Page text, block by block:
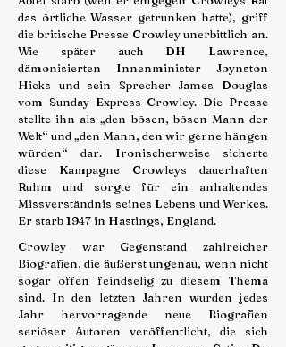
das örtliche Wasser getrunken hatte), griff
die britische Presse Crowley unerbittlich an.
Wie später auch DH Lawrence,
dämonisierten Innenminister Joynston
Hicks und sein Sprecher James Douglas
vom Sunday Express Crowley. Die Presse
stellte ihn als „den bösen, bösen Mann der
Welt“ und „den Mann, den wir gerne hängen
würden“ dar. Ironischerweise sicherte
diese Kampagne Crowleys dauerhaften
Ruhm und sorgte für ein anhaltendes
Missverständnis seines Lebens und Werkes.
Er starb 1947 in Hastings, England.
Crowley war Gegenstand zahlreicher
Biografien, die äußerst ungenau, wenn nicht
sogar offen feindselig zu diesem Thema
sind. In den letzten Jahren wurden jedes
Jahr hervorragende neue Biografien
seriöser Autoren veröffentlicht, die sich